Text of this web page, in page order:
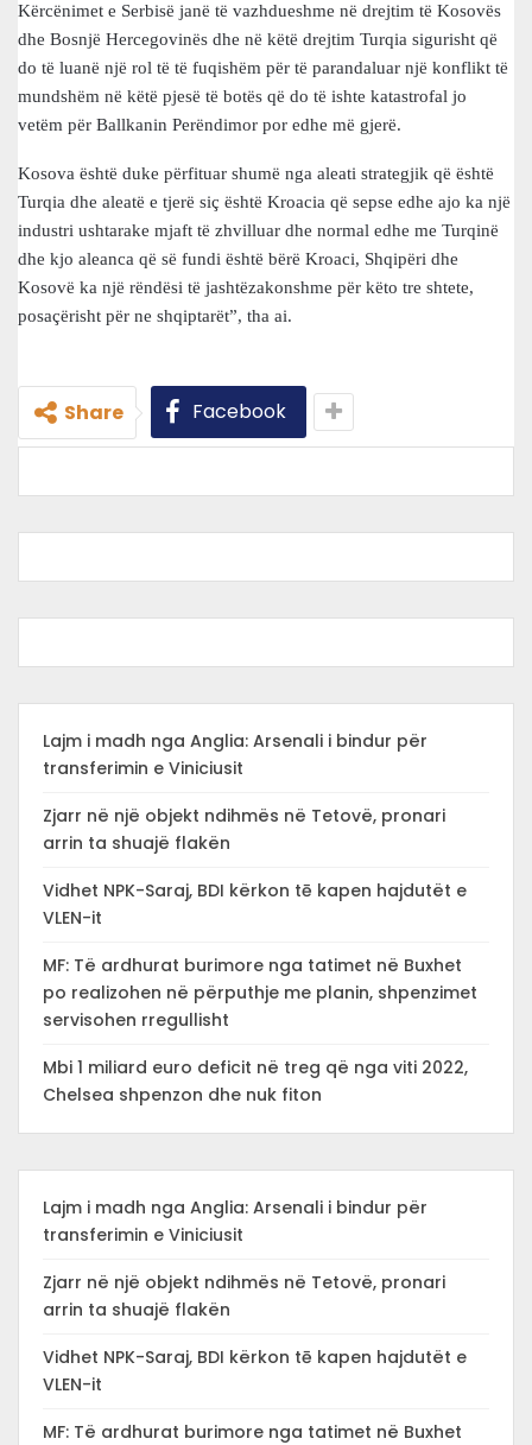
Kërcënimet e Serbisë janë të vazhdueshme në drejtim të Kosovës
dhe Bosnjë Hercegovinës dhe në këtë drejtim Turqia sigurisht që
do të luanë një rol të të fuqishëm për të parandaluar një konflikt të
mundshëm në këtë pjesë të botës që do të ishte katastrofal jo
vetëm për Ballkanin Perëndimor por edhe më gjerë.
Kosova është duke përfituar shumë nga aleati strategjik që është
Turqia dhe aleatë e tjerë siç është Kroacia që sepse edhe ajo ka një
industri ushtarake mjaft të zhvilluar dhe normal edhe me Turqinë
dhe kjo aleanca që së fundi është bërë Kroaci, Shqipëri dhe
Kosovë ka një rëndësi të jashtëzakonshme për këto tre shtete,
posaçërisht për ne shqiptarët”, tha ai.
Share Facebook
Lajm i madh nga Anglia: Arsenali i bindur për
transferimin e Viniciusit
Zjarr në një objekt ndihmës në Tetovë, pronari
arrin ta shuajë flakën
Vidhet NPK-Saraj, BDI kërkon tē kapen hajdutët e
VLEN-it
MF: Të ardhurat burimore nga tatimet në Buxhet
po realizohen në përputhje me planin, shpenzimet
servisohen rregullisht
Mbi 1 miliard euro deficit në treg që nga viti 2022,
Chelsea shpenzon dhe nuk fiton
Lajm i madh nga Anglia: Arsenali i bindur për
transferimin e Viniciusit
Zjarr në një objekt ndihmës në Tetovë, pronari
arrin ta shuajë flakën
Vidhet NPK-Saraj, BDI kërkon tē kapen hajdutët e
VLEN-it
MF: Të ardhurat burimore nga tatimet në Buxhet